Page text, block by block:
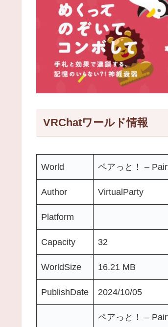
VRChatワールド情報
World ペアっと！ –
Author VirtualParty
Platform
Capacity 32
WorldSize 16.21 MB
PublishDate 2024/10/05
ペアっと！ –